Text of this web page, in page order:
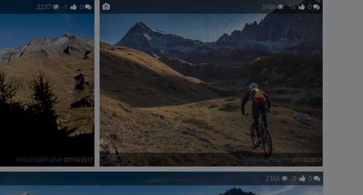
2237 1 0
MountainFaber 07/10/2017
3166 16 0
MountainFaber 07/10/2017
2365 0 0